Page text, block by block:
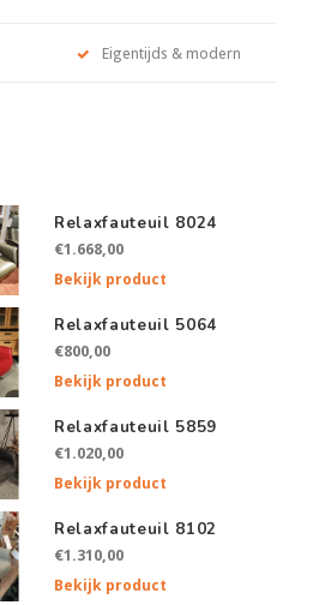
Eigentijds & modern
Relaxfauteuil 8024
€1.668,00
Bekijk product
Relaxfauteuil 5064
€800,00
Bekijk product
Relaxfauteuil 5859
€1.020,00
Bekijk product
Relaxfauteuil 8102
€1.310,00
Bekijk product